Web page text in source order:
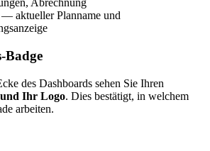
Abrechnung
— aktueller Planname und
Badge
des Dashboards sehen Sie Ihren
Ihr Logo. Dies bestätigt, in welchem
arbeiten.